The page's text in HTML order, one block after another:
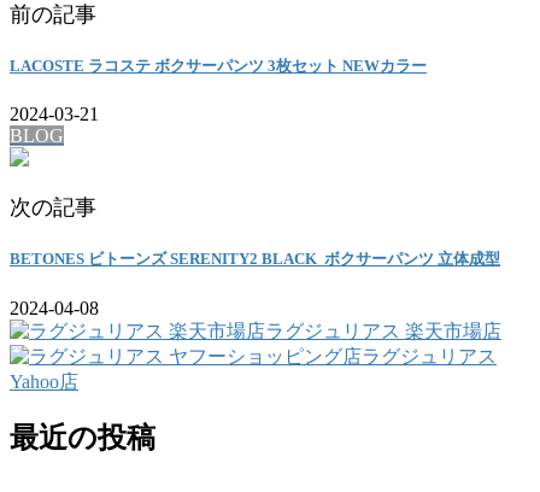
前の記事
LACOSTE ラコステ ボクサーパンツ 3枚セット NEWカラー
2024-03-21
BLOG
次の記事
BETONES ビトーンズ SERENITY2 BLACK ボクサーパンツ 立体成型
2024-04-08
ラグジュリアス 楽天市場店
ラグジュリアス
Yahoo店
最近の投稿